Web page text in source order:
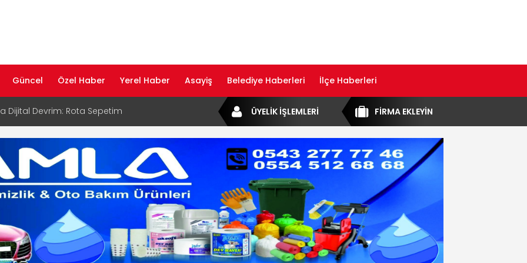
Güncel Özel Haber Yerel Haber Asayiş Belediye Haberleri İlçe Haberleri
Dijital Devrim: Rota Sepetim
Bölge Müdürü Makam Koltuğunu
Rehberi ile Google ve Yapay Zeka
Öne Çıkın
Rehberi Hizmete Girdi
Yayın Hayatına Başladı | Hızlı ve Akıllı
FİRMA EKLEYİN
ÜYELİK İŞLEMLERİ